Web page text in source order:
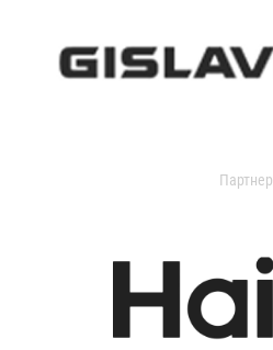
Партнер